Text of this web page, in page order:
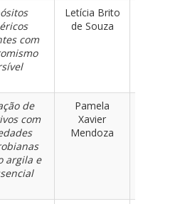
com
Letícia Brito
de Souza
de
com
argila e
Pamela
Xavier
Mendoza